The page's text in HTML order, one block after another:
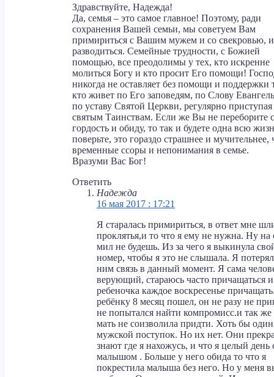
Здравствуйте, Надежда!
Да, семья – это самое главное! Поэтому, ради
сохранения Вашей семьи, мы советуем Вам
примириться с Вашим мужем и со свекровью,
разводиться. Семейные трудности, с Божией
помощью, все преодолимы у тех, кто искренне
молиться Богу и кто просит Его помощи!
никогда не оставляет без помощи и поддержки
кто живет по Его заповедям, по Слову
по уставу Святой Церкви, регулярно приступая
святым Таинствам. Если же Вы не переборите
гордость и обиду, то так и будете одна всю
поверьте, это гораздо страшнее и мучительнее,
временные ссоры и непонимания в семье.
Вразуми Вас Бог!
Ответить
Надежда
16 мая 2017 : 17:21
Я старалась примириться, в ответ мне
проклятья,и то что я ему не нужна. Ну на
мил не будешь. Из за чего я выкинула
номер, чтобы я это не слышала. Я
ним связь в данный момент. Я сама
верующий, стараюсь часто причащаться и
ребеночка каждое воскресенье
ребёнку 8 месяц пошел, он не разу не
не попытался найти компромисс.и так же
мать не соизволила придти. Хоть бы один
мужской поступок. Но их нет. Они
знают где я нахожусь, и что я целый день
малышом . Больше у него обида то что я
покрестила малыша без него. Но у меня